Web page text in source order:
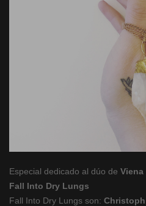
Especial dedicado al dúo de
Fall Into Dry Lungs
Fall Into Dry Lungs son: Christoph